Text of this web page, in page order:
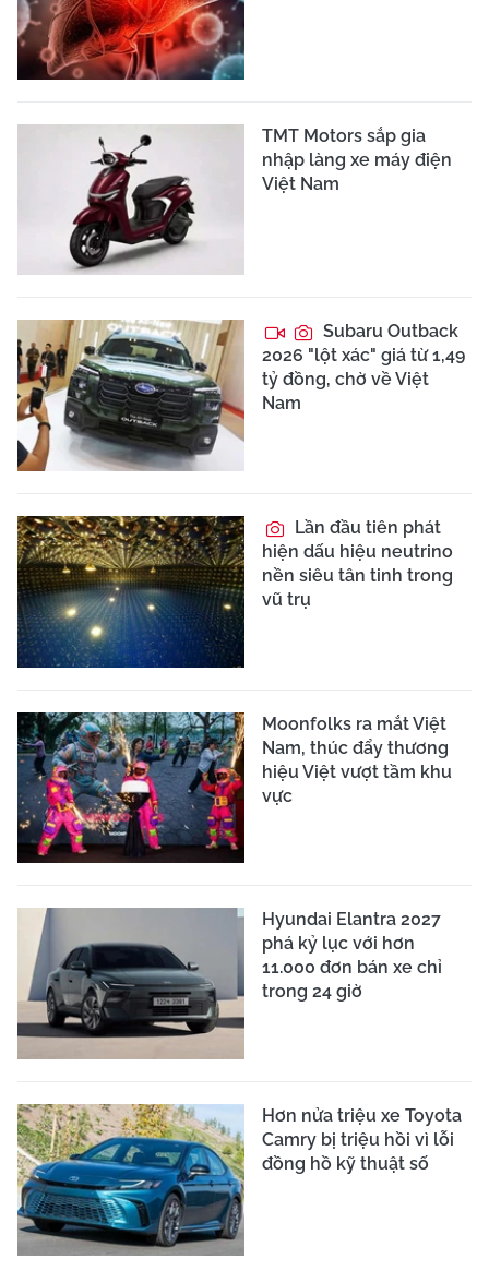
TMT Motors sắp gia
nhập làng xe máy điện
Việt Nam
Subaru Outback
2026 "lột xác" giá từ 1,49
tỷ đồng, chờ về Việt
Nam
Lần đầu tiên phát
hiện dấu hiệu neutrino
nền siêu tân tinh trong
vũ trụ
Moonfolks ra mắt Việt
Nam, thúc đẩy thương
hiệu Việt vượt tầm khu
vực
Hyundai Elantra 2027
phá kỷ lục với hơn
11.000 đơn bán xe chỉ
trong 24 giờ
Hơn nửa triệu xe Toyota
Camry bị triệu hồi vì lỗi
đồng hồ kỹ thuật số